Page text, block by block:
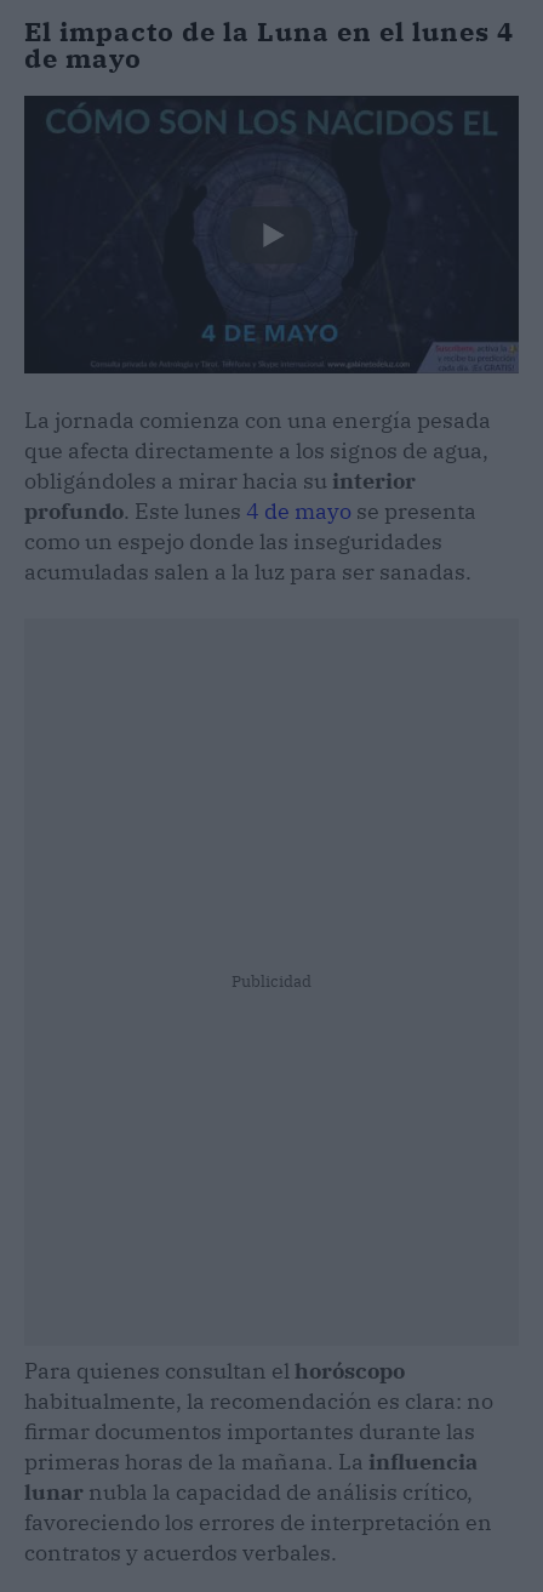
El impacto de la Luna en el lunes 4
de mayo
La jornada comienza con una energía pesada
que afecta directamente a los signos de agua,
obligándoles a mirar hacia su interior
profundo. Este lunes 4 de mayo se presenta
como un espejo donde las inseguridades
acumuladas salen a la luz para ser sanadas.
Publicidad
Para quienes consultan elhoróscopo
habitualmente, la recomendación es clara: no
firmar documentos importantes durante las
primeras horas de la mañana. La influencia
lunar nubla la capacidad de análisis crítico,
favoreciendo los errores de interpretación en
contratos y acuerdos verbales.